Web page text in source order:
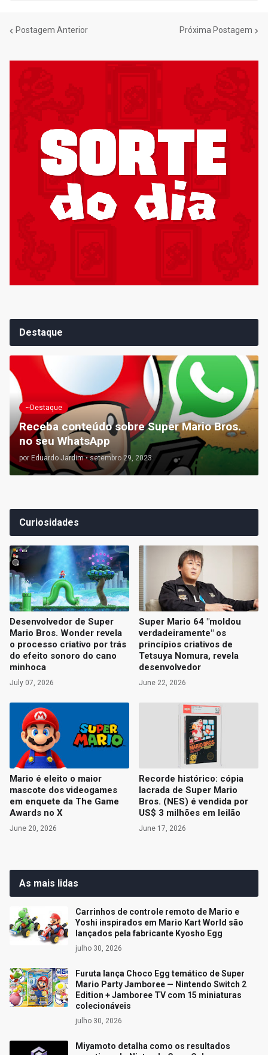
Postagem Anterior Próxima Postagem
Destaque
~Destaque
Receba conteúdo sobre Super Mario Bros.
no seu WhatsApp
por Eduardo Jardim • setembro 29, 2023
Curiosidades
Desenvolvedor de Super
Mario Bros. Wonder revela
o processo criativo por trás
do efeito sonoro do cano
minhoca
July 07, 2026
Super Mario 64 "moldou
verdadeiramente" os
princípios criativos de
Tetsuya Nomura, revela
desenvolvedor
June 22, 2026
Mario é eleito o maior
mascote dos videogames
em enquete da The Game
Awards no X
June 20, 2026
Recorde histórico: cópia
lacrada de Super Mario
Bros. (NES) é vendida por
US$ 3 milhões em leilão
June 17, 2026
As mais lidas
Carrinhos de controle remoto de Mario e
Yoshi inspirados em Mario Kart World são
lançados pela fabricante Kyosho Egg
julho 30, 2026
Furuta lança Choco Egg temático de Super
Mario Party Jamboree — Nintendo Switch 2
Edition + Jamboree TV com 15 miniaturas
colecionáveis
julho 30, 2026
Miyamoto detalha como os resultados